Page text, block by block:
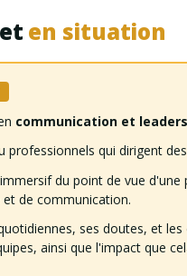
en situation
communication et
professionnels qui dirigent
du point de vue
de communication.
ses doutes, et
ainsi que l'impact que